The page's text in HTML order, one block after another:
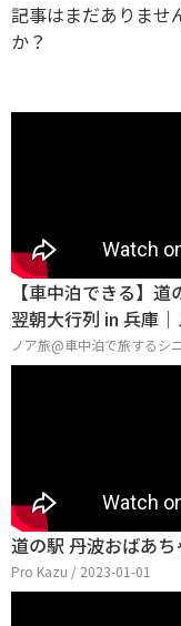
記事はまだありませ
か？
【車中泊できる】
翌朝大行列 in 兵庫
ノア旅@車中泊で旅するシ
道の駅 丹波おばあち
Pro Kazu / 2023-01-01